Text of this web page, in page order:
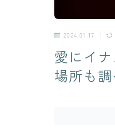
2024.01.17
愛にイ
場所も